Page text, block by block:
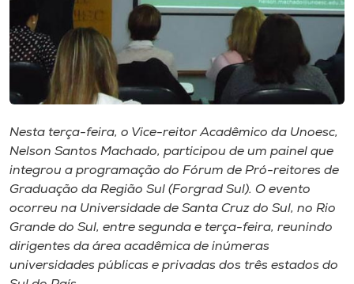
Rádio
Museu
Unoesc
Store
Selecione
o idioma
Nesta terça-feira, o Vice-reitor Acadêmico da Unoesc,
Nelson Santos Machado, participou de um painel que
integrou a programação do Fórum de Pró-reitores de
Graduação da Região Sul (Forgrad Sul). O evento
ocorreu na Universidade de Santa Cruz do Sul, no Rio
Grande do Sul, entre segunda e terça-feira, reunindo
dirigentes da área acadêmica de inúmeras
universidades públicas e privadas dos três estados do